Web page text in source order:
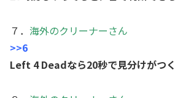
７． 海外のクリーナーさん
>>6
Left 4 Deadなら20秒で見分けがつく